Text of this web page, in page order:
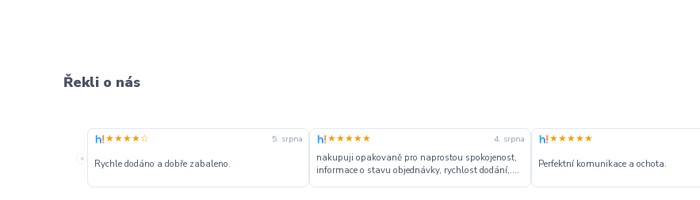
Řekli o nás
«
★★★★☆ 5. srpna
Rychle dodáno a dobře zabaleno.
★★★★★ 4. srpna
nakupuji opakovaně pro naprostou spokojenost,
informace o stavu objednávky, rychlost dodání,....
★★★★★
Perfektní komunikace a ochota.